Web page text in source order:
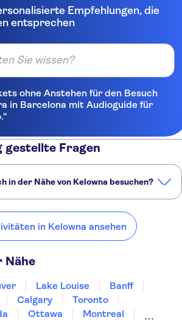
Empfehlungen, die
entsprechen
Sie wissen?
ohne Anstehen für den Besuch
in Barcelona mit Audioguide für
gestellte Fragen
in der Nähe von Kelowna besuchen?
Lake Louise Banff
in Kelowna ansehen
Nähe
Lake Louise
Banff
Calgary
Toronto
Ottawa
Montreal